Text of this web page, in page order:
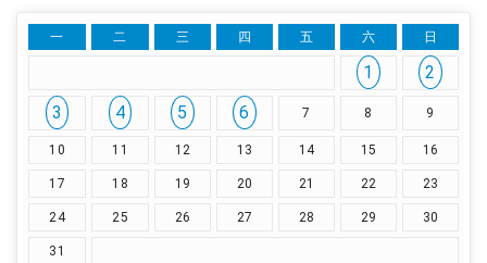
一 二 三 四 五 六 日
1
2
3
4 5 6 7 8 9
10 11 12 13 14 15 16
17 18 19 20 21 22 23
24 25 26 27 28 29 30
31